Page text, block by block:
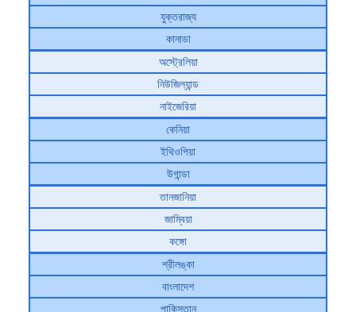
যুক্তরাজ্য
কানাডা
অস্ট্রেলিয়া
নিউজিল্যান্ড
নাইজেরিয়া
কেনিয়া
ইথিওপিয়া
উগান্ডা
তানজানিয়া
জাম্বিয়া
কঙ্গো
শ্রীলঙ্কা
বাংলাদেশ
পাকিস্তান